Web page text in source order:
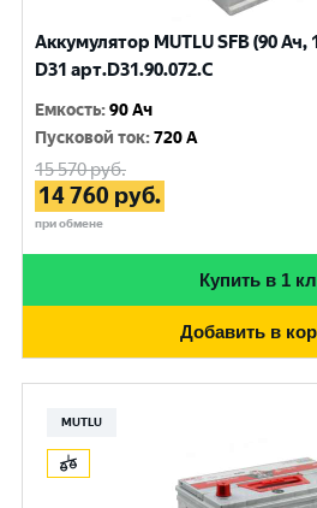
Аккумулятор MUTLU SFB (90 Ач,
D31 арт.D31.90.072.C
Емкость:90 Ач
Пусковой ток:720 A
15 570руб.
14 760 руб.
при обмене
Купить в 1
Добавить в
MUTLU